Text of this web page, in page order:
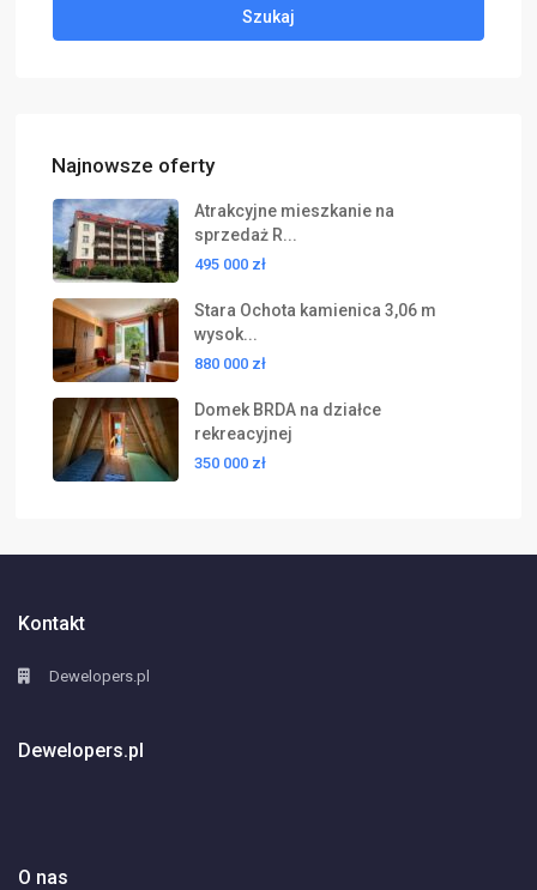
Szukaj
Najnowsze oferty
Atrakcyjne mieszkanie na
sprzedaż R...
495 000 zł
Stara Ochota kamienica 3,06 m
wysok...
880 000 zł
Domek BRDA na działce
rekreacyjnej
350 000 zł
Kontakt
Dewelopers.pl
Dewelopers.pl
O nas